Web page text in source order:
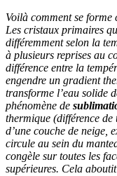
Voilà comment se forme
Les cristaux primaires
différemment selon la
à plusieurs reprises au
différence entre la
engendre un gradient
transforme l’eau solide
phénomène de
thermique (différence de
d’une couche de neige,
circule au sein du
congèle sur toutes les
supérieures. Cela